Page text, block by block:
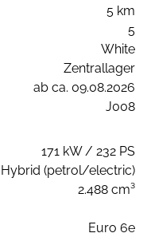
5 km
5
White
Zentrallager
ab ca. 09.08.2026
J008
171 kW / 232 PS
Hybrid (petrol/electric)
2.488 cm³
Euro 6e